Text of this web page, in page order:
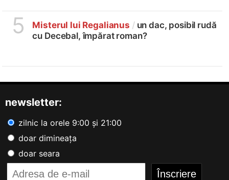
5 Misterul lui Regalianus /un dac, posibil rudă
cu Decebal, împărat roman?
newsletter:
zilnic la orele 9:00 și 21:00
doar dimineața
doar seara